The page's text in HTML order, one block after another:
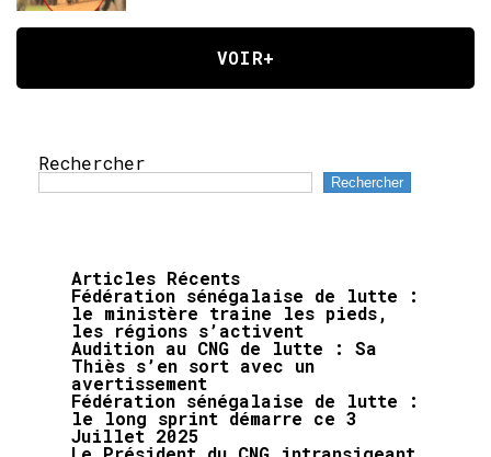
VOIR+
Rechercher
Rechercher
Articles Récents
Fédération sénégalaise de lutte :
le ministère traine les pieds,
les régions s’activent
Audition au CNG de lutte : Sa
Thiès s’en sort avec un
avertissement
Fédération sénégalaise de lutte :
le long sprint démarre ce 3
Juillet 2025